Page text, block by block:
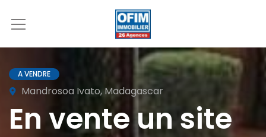
A VENDRE
Mandrosoa Ivato, Madagascar
En vente un site